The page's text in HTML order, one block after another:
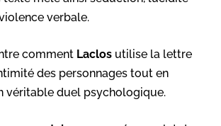
verbale.
comment Laclos utilise la lettre
des personnages tout en
véritable duel psychologique.